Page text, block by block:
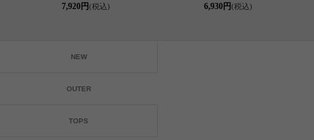
7,920円(税込)
6,930円(税込)
NEW
OUTER
TOPS